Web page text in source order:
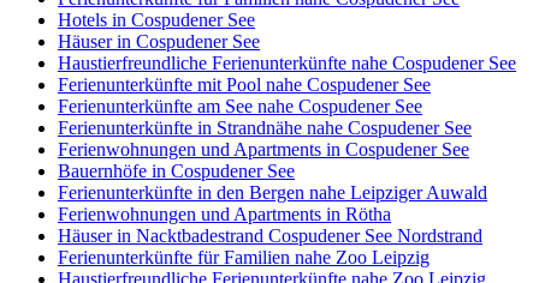
Hotels in Cospudener See
Häuser in Cospudener See
Haustierfreundliche Ferienunterkünfte nahe Cospudener See
Ferienunterkünfte mit Pool nahe Cospudener See
Ferienunterkünfte am See nahe Cospudener See
Ferienunterkünfte in Strandnähe nahe Cospudener See
Ferienwohnungen und Apartments in Cospudener See
Bauernhöfe in Cospudener See
Ferienunterkünfte in den Bergen nahe Leipziger Auwald
Ferienwohnungen und Apartments in Rötha
Häuser in Nacktbadestrand Cospudener See Nordstrand
Ferienunterkünfte für Familien nahe Zoo Leipzig